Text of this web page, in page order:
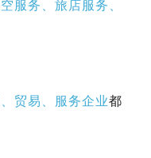
服务、旅店服务、
贸易、服务企业都